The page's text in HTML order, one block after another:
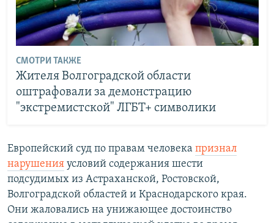
СМОТРИ ТАКЖЕ
Жителя Волгоградской области
оштрафовали за демонстрацию
"экстремистской" ЛГБТ+ символики
Европейский суд по правам человека признал
нарушения условий содержания шести
подсудимых из Астраханской, Ростовской,
Волгоградской областей и Краснодарского края.
Они жаловались на унижающее достоинство